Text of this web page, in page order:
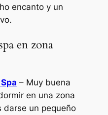
encanto y un
en zona
– Muy buena
en una zona
darse un pequeño